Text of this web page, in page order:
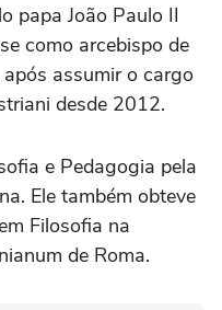
papa João Paulo II
como arcebispo de
assumir o cargo
desde 2012.
e Pedagogia pela
Ele também obteve
Filosofia na
de Roma.